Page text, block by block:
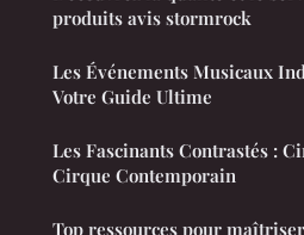
produits avis stormrock
Les Événements Musicaux
Votre Guide Ultime
Les Fascinants Contrastés :
Cirque Contemporain
Top ressources pour